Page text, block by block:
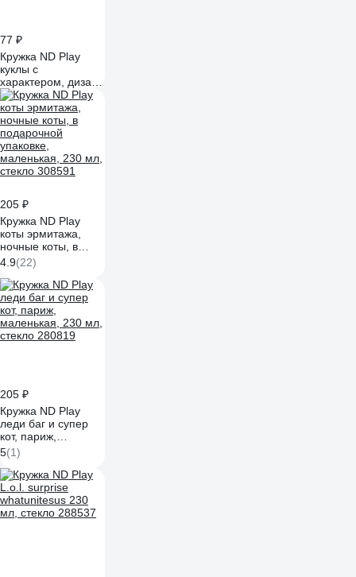
77 ₽
Кружка ND Play
куклы с
характером, дизайн
1, 230 мл,
маленькая, стекло
285552
205 ₽
Кружка ND Play
коты эрмитажа,
ночные коты, в
подарочной
упаковке,
маленькая, 230 мл,
стекло 308591
4.9(22)
205 ₽
Кружка ND Play
леди баг и супер
кот, париж,
маленькая, 230 мл,
стекло 280819
5(1)